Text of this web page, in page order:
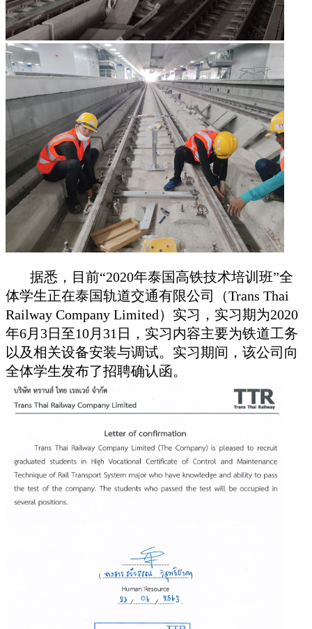
据悉，目前“2020年泰国高铁技术培训班”全
体学生正在泰国轨道交通有限公司（Trans Thai
Railway Company Limited）实习，实习期为2020
年6月3日至10月31日，实习内容主要为铁道工务
以及相关设备安装与调试。实习期间，该公司向
全体学生发布了招聘确认函。